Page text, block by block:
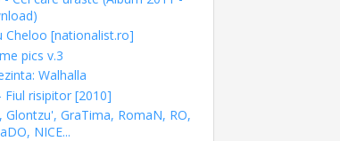
Cheloo [nationalist.ro]
pics v.3
Walhalla
Fiul risipitor [2010]
Glontzu', GraTima, RomaN, RO,
NICE...